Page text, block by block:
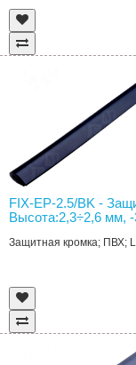
FIX-EP-2.5/BK -
Высота:2,3÷2,6 мм, -
Защитная кромка; ПВХ;